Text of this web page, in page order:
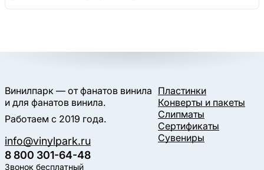
Винилпарк — от фанатов винила
и для фанатов винила.
Работаем с 2019 года.
info@vinylpark.ru
8 800 301-64-48
Звонок бесплатный
Пластинки
Конверты и пакеты
Слипматы
Сертификаты
Сувениры